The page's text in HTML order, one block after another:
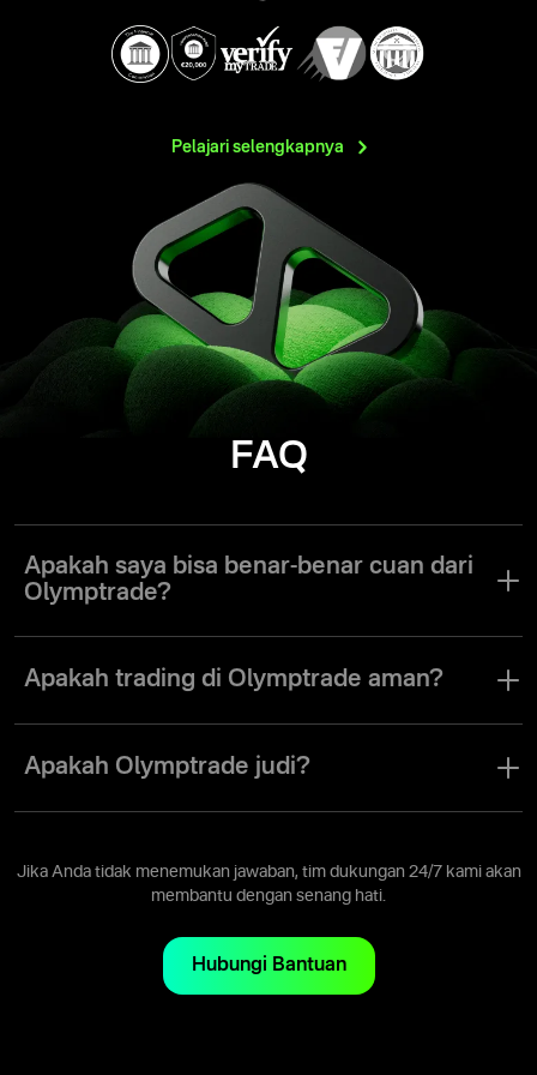
Pelajari selengkapnya
FAQ
Apakah saya bisa benar-benar cuan dari
Olymptrade?
Apakah trading di Olymptrade aman?
menyediakan perkakas mitigasi risiko yang diperlukan agar trading
di platform kami jadi seaman mungkin.
Apakah Olymptrade judi?
menutup posisi, memanfaatkan pengetahuan dan pengalaman
mereka terkait instrumen trading untuk menganalisa gerakan
Jika Anda tidak menemukan jawaban, tim dukungan 24/7 kami akan
membantu dengan senang hati.
Hubungi Bantuan